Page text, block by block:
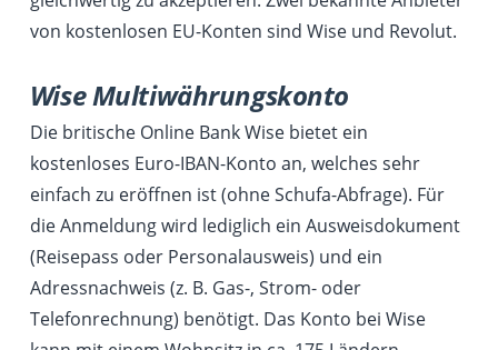
von kostenlosen EU-Konten sind Wise und Revolut.
Wise Multiwährungskonto
Die britische Online Bank Wise bietet ein
kostenloses Euro-IBAN-Konto an, welches sehr
einfach zu eröffnen ist (ohne Schufa-Abfrage). Für
die Anmeldung wird lediglich ein Ausweisdokument
(Reisepass oder Personalausweis) und ein
Adressnachweis (z. B. Gas-, Strom- oder
Telefonrechnung) benötigt. Das Konto bei Wise